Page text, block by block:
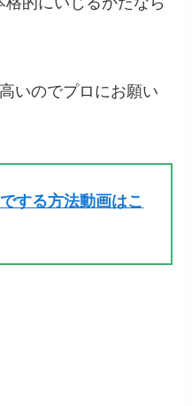
いのでプロにお願い
する方法動画はこ